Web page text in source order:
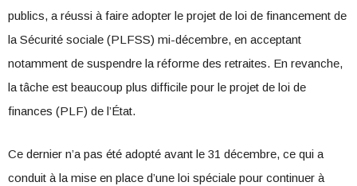
publics, a réussi à faire adopter le projet de loi de financement de
la Sécurité sociale (PLFSS) mi-décembre, en acceptant
notamment de suspendre la réforme des retraites. En revanche,
la tâche est beaucoup plus difficile pour le projet de loi de
finances (PLF) de l’État.
Ce dernier n’a pas été adopté avant le 31 décembre, ce qui a
conduit à la mise en place d’une loi spéciale pour continuer à